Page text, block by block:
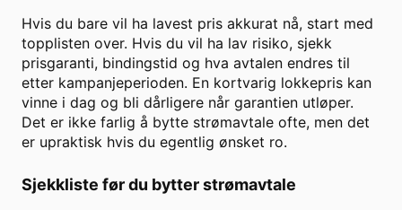
Hvis du bare vil ha lavest pris akkurat nå, start med
topplisten over. Hvis du vil ha lav risiko, sjekk
prisgaranti, bindingstid og hva avtalen endres til
etter kampanjeperioden. En kortvarig lokkepris kan
vinne i dag og bli dårligere når garantien utløper.
Det er ikke farlig å bytte strømavtale ofte, men det
er upraktisk hvis du egentlig ønsket ro.
Sjekkliste før du bytter strømavtale